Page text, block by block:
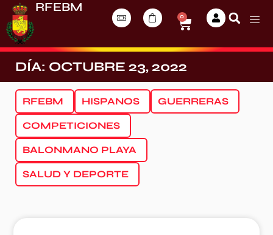
RFEBM
0
DÍA: OCTUBRE 23, 2022
RFEBM HISPANOS GUERRERAS
COMPETICIONES
BALONMANO PLAYA
SALUD Y DEPORTE